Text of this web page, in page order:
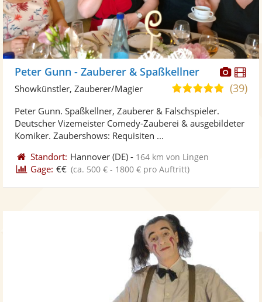
Peter Gunn - Zauberer & Spaßkellner
5,0
5
(39)
Showkünstler, Zauberer/Magier
Peter Gunn. Spaßkellner, Zauberer & Falschspieler.
Deutscher Vizemeister Comedy-Zauberei & ausgebildeter
Komiker. Zaubershows: Requisiten ...
Standort: Hannover (DE) - 164 km von Lingen
Gage: €€ (ca. 500 € - 1800 € pro Auftritt)